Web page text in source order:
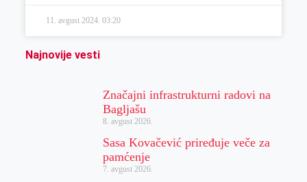
11. avgust 2024. 03:20
Najnovije vesti
Značajni infrastrukturni radovi na
Bagljašu
8. avgust 2026.
Sasa Kovačević priređuje veče za
pamćenje
7. avgust 2026.